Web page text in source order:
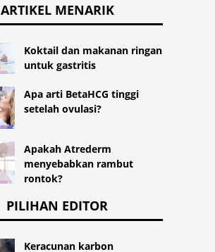
ARTIKEL MENARIK
Koktail dan makanan ringan
untuk gastritis
Apa arti BetaHCG tinggi
setelah ovulasi?
Apakah Atrederm
menyebabkan rambut
rontok?
PILIHAN EDITOR
Keracunan karbon